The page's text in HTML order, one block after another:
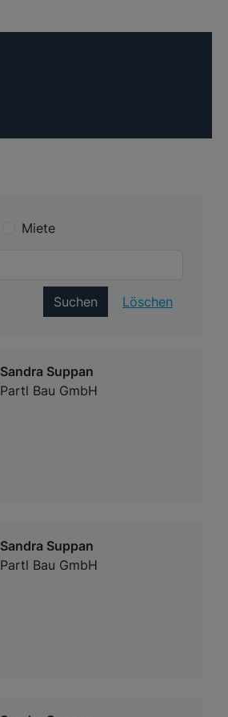
Miete
Suchen Löschen
Sandra Suppan
Partl Bau GmbH
Sandra Suppan
Partl Bau GmbH